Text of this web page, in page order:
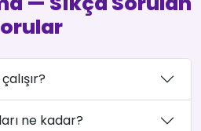
ne kadar?